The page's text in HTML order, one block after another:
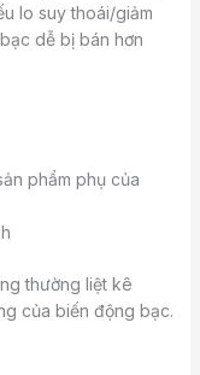
lo suy thoái/giảm
dễ bị bán hơn
phẩm phụ của
thường liệt kê
của biến động bạc.